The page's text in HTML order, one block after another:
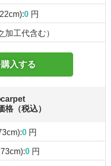
0 円
加工代含む）
入する
格（税込）
0円
0 円